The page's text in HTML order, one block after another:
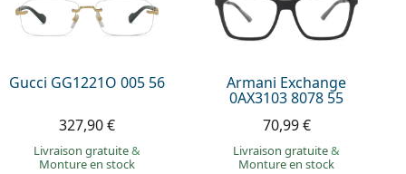
Gucci GG1221O 005 56
327,90 €
Livraison gratuite&
Monture en stock
Armani Exchange
0AX3103 8078 55
70,99 €
Livraison gratuite&
Monture en stock